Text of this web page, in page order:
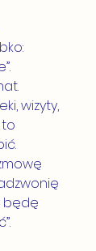
wizyty,
będę